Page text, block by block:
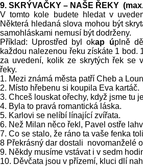
9. SKRÝVAČKY – NAŠE ŘEKY
V tomto kole budete hledat v
Některá hledaná slova mohou být
samohláskami nemusí být dodrženy.
Příklad: Uprostřed byl okap úplně
každou nalezenou řeku získáte 1 bod.
za uvedení, kolik ze skrytých řek se
řeky.
1. Mezi známá města patří Cheb a
2. Místo hřebenu si koupila Eva kartáč.
3. Chceš louskat ořechy, když jsme tu
4. Byla to pravá romantická láska.
5. Karlovi se nelíbí línající zvířata.
6. Než Milan něco řekl, Pavel ostře
7. Co se stalo, že ráno ta vaše fenka
8 Překrásný dar dostali novomanželé
9. Někdy musíme vstávat i v sedm
10. Děvčata jsou v přízemí, kluci dlí